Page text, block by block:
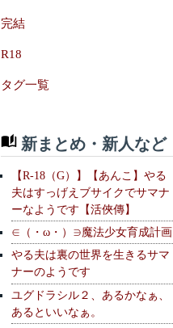
完結
R18
タグ一覧
新まとめ・新人など
【R-18（G）】【あんこ】やる
夫はすっげえブサイクでサマナ
ーなようです【活俠傳】
∈（・ω・）∋魔法少女育成計画
やる夫は裏の世界を生きるサマ
ナーのようです
ユグドラシル２、あるかなぁ、
あるといいなぁ。